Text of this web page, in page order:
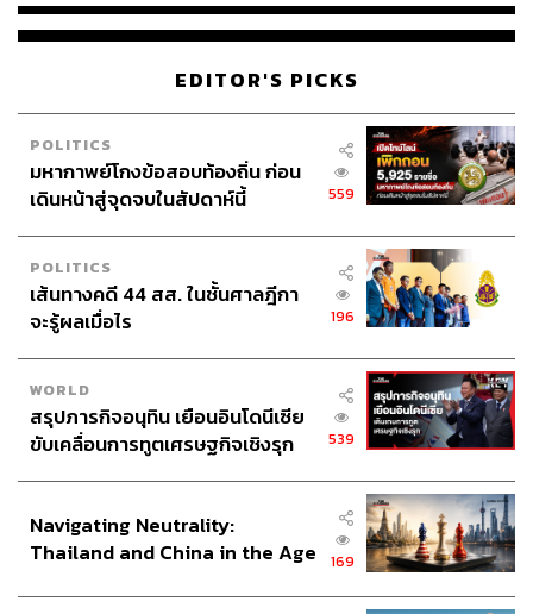
EDITOR'S PICKS
POLITICS
มหากาพย์โกงข้อสอบท้องถิ่น ก่อน
เดินหน้าสู่จุดจบในสัปดาห์นี้
559
POLITICS
เส้นทางคดี 44 สส. ในชั้นศาลฎีกา
จะรู้ผลเมื่อไร
196
WORLD
สรุปภารกิจอนุทิน เยือนอินโดนีเซีย
ขับเคลื่อนการทูตเศรษฐกิจเชิงรุก
539
Navigating Neutrality:
Thailand and China in the Age
169